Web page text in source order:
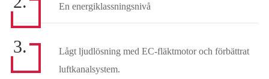
En energiklassningsnivå
3.
Lågt ljudlösning med EC-fläktmotor och förbättrat
luftkanalsystem.